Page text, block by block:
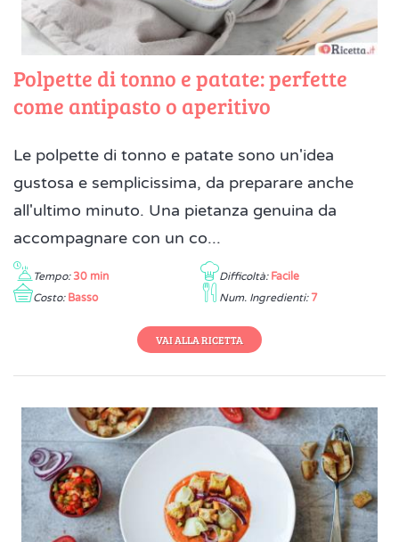
Polpette di tonno e patate: perfette
come antipasto o aperitivo
Le polpette di tonno e patate sono un'idea
gustosa e semplicissima, da preparare anche
all'ultimo minuto. Una pietanza genuina da
accompagnare con un co...
Tempo: 30 min Difficoltà: Facile
Costo: Basso Num. Ingredienti: 7
VAI ALLA RICETTA